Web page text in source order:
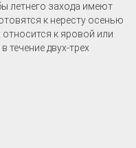
летнего захода имеют
к нересту осенью
к яровой или
двух-трех